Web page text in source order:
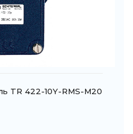
TR 422-10Y-RMS-M20